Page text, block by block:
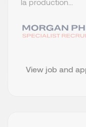
View job and